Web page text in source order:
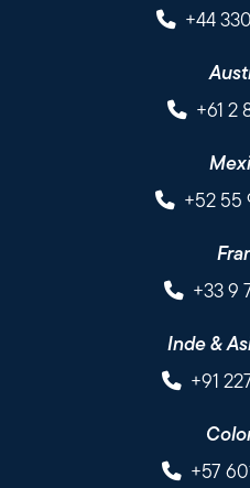
+44
+61 2
+52 55
+33 9
Inde &
+91
+57